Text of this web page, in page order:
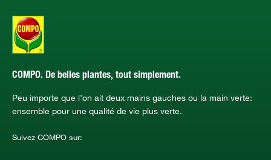
COMPO. De belles plantes, tout simplement.
Peu importe que l’on ait deux mains gauches ou la main verte:
ensemble pour une qualité de vie plus verte.
Suivez COMPO sur: